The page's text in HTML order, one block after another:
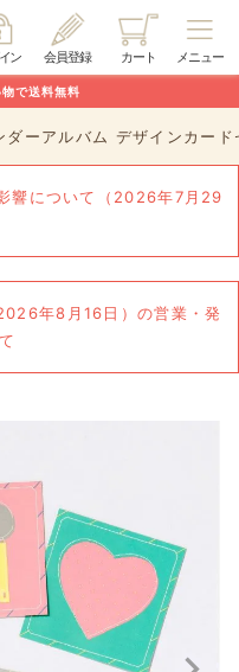
メニュー
カート
会員登録
ン
で送料無料
ーアルバム デザインカード
響について（2026年7月29
年8月16日）の営業・発